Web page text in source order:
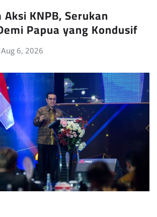
KNPB, Serukan
Papua yang Kondusif
Aug 6, 2026